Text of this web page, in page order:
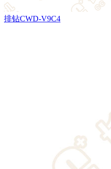
排钻CWD-V9C4